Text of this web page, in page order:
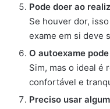
Pode doer ao
Se houver dor,
exame em si deve
O autoexame
Sim, mas o ideal é
confortável e
Preciso usar